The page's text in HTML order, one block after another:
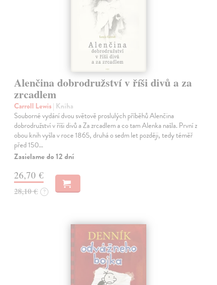
Alenčina dobrodružství v říši divů a za
zrcadlem
Carroll Lewis| Kniha
Souborné vydání dvou světově proslulých příběhů Alenčina
dobrodružství v říši divů a Za zrcadlem a co tam Alenka našla. První z
obou knih vyšla v roce 1865, druhá o sedm let později, tedy téměř
před 150…
Zasielame do 12 dní
26,70 €
28,10 € ?